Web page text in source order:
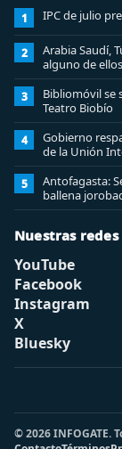
1 IPC de julio
2
Arabia Saudí,
alguno de
3
Bibliomóvil se
Teatro Biobío
4
Gobierno
de la Unión
5
Antofagasta:
ballena
Nuestras redes
YouTube
Facebook
Instagram
X
Bluesky
© 2026 INFOGATE.